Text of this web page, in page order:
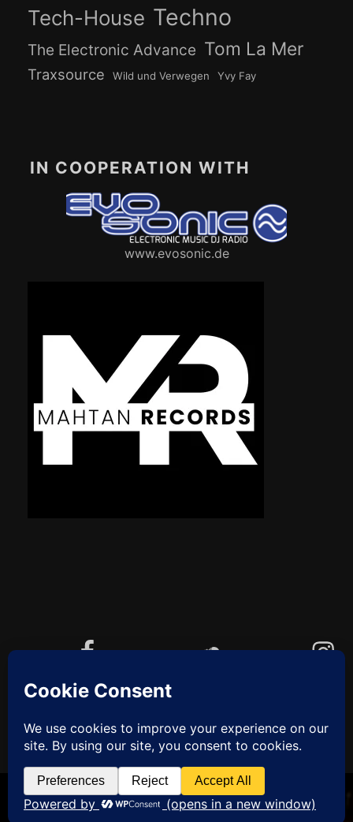
Tech-House Techno
The Electronic Advance Tom La Mer
Traxsource Wild und Verwegen Yvy Fay
IN COOPERATION WITH
www.evosonic.de
YouTube
Cookie-Richtlinie (EU)
ZUM
ANFANG